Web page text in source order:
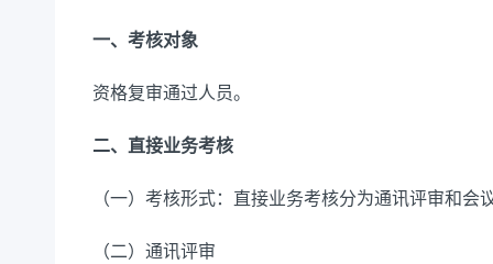
一、考核对象
资格复审通过人员。
二、直接业务考核
（一）考核形式：直接业务考核分为通讯评审和会
（二）通讯评审